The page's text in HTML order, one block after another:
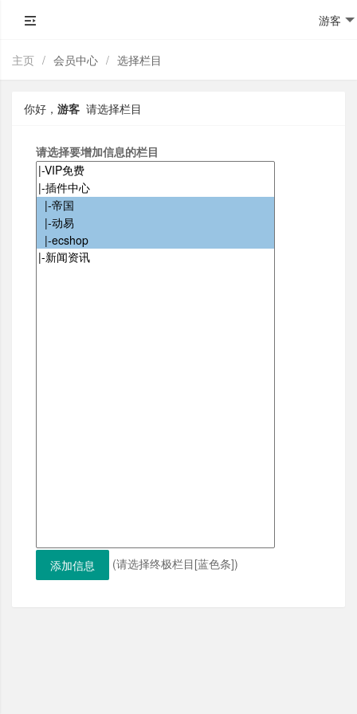
游客
主页 / 会员中心 / 选择栏目
你好， 游客 请选择栏目
请选择要增加信息的栏目
(请选择终极栏目[蓝色条])